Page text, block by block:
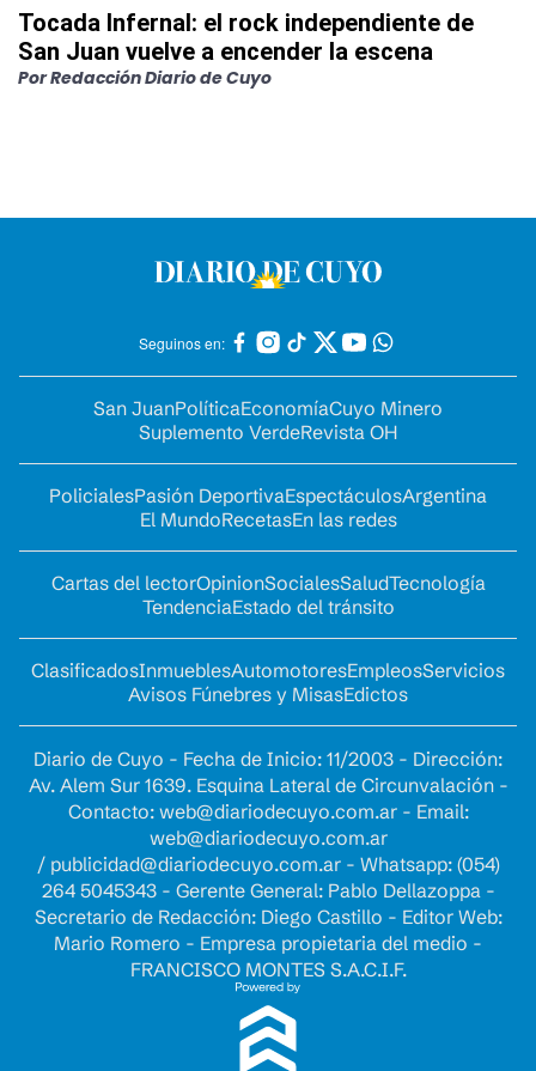
Tocada Infernal: el rock independiente de
San Juan vuelve a encender la escena
PorRedacción Diario de Cuyo
Seguinos en:
San JuanPolíticaEconomíaCuyo Minero
Suplemento VerdeRevista OH
PolicialesPasión DeportivaEspectáculosArgentina
El MundoRecetasEn las redes
Cartas del lectorOpinionSocialesSaludTecnología
TendenciaEstado del tránsito
ClasificadosInmueblesAutomotoresEmpleosServicios
Avisos Fúnebres y MisasEdictos
Diario de Cuyo - Fecha de Inicio: 11/2003 - Dirección:
Av. Alem Sur 1639. Esquina Lateral de Circunvalación -
Contacto: web@diariodecuyo.com.ar- Email:
web@diariodecuyo.com.ar
/ publicidad@diariodecuyo.com.ar- Whatsapp: (054)
264 5045343 - Gerente General: Pablo Dellazoppa -
Secretario de Redacción: Diego Castillo - Editor Web:
Mario Romero - Empresa propietaria del medio -
FRANCISCO MONTES S.A.C.I.F.